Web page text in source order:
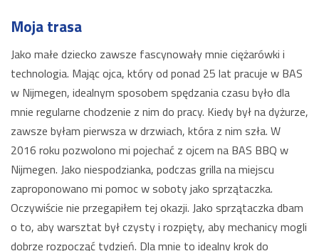
Moja trasa
Jako małe dziecko zawsze fascynowały mnie ciężarówki i
technologia. Mając ojca, który od ponad 25 lat pracuje w BAS
w Nijmegen, idealnym sposobem spędzania czasu było dla
mnie regularne chodzenie z nim do pracy. Kiedy był na dyżurze,
zawsze byłam pierwsza w drzwiach, która z nim szła. W
2016 roku pozwolono mi pojechać z ojcem na BAS BBQ w
Nijmegen. Jako niespodzianka, podczas grilla na miejscu
zaproponowano mi pomoc w soboty jako sprzątaczka.
Oczywiście nie przegapiłem tej okazji. Jako sprzątaczka dbam
o to, aby warsztat był czysty i rozpięty, aby mechanicy mogli
dobrze rozpocząć tydzień. Dla mnie to idealny krok do